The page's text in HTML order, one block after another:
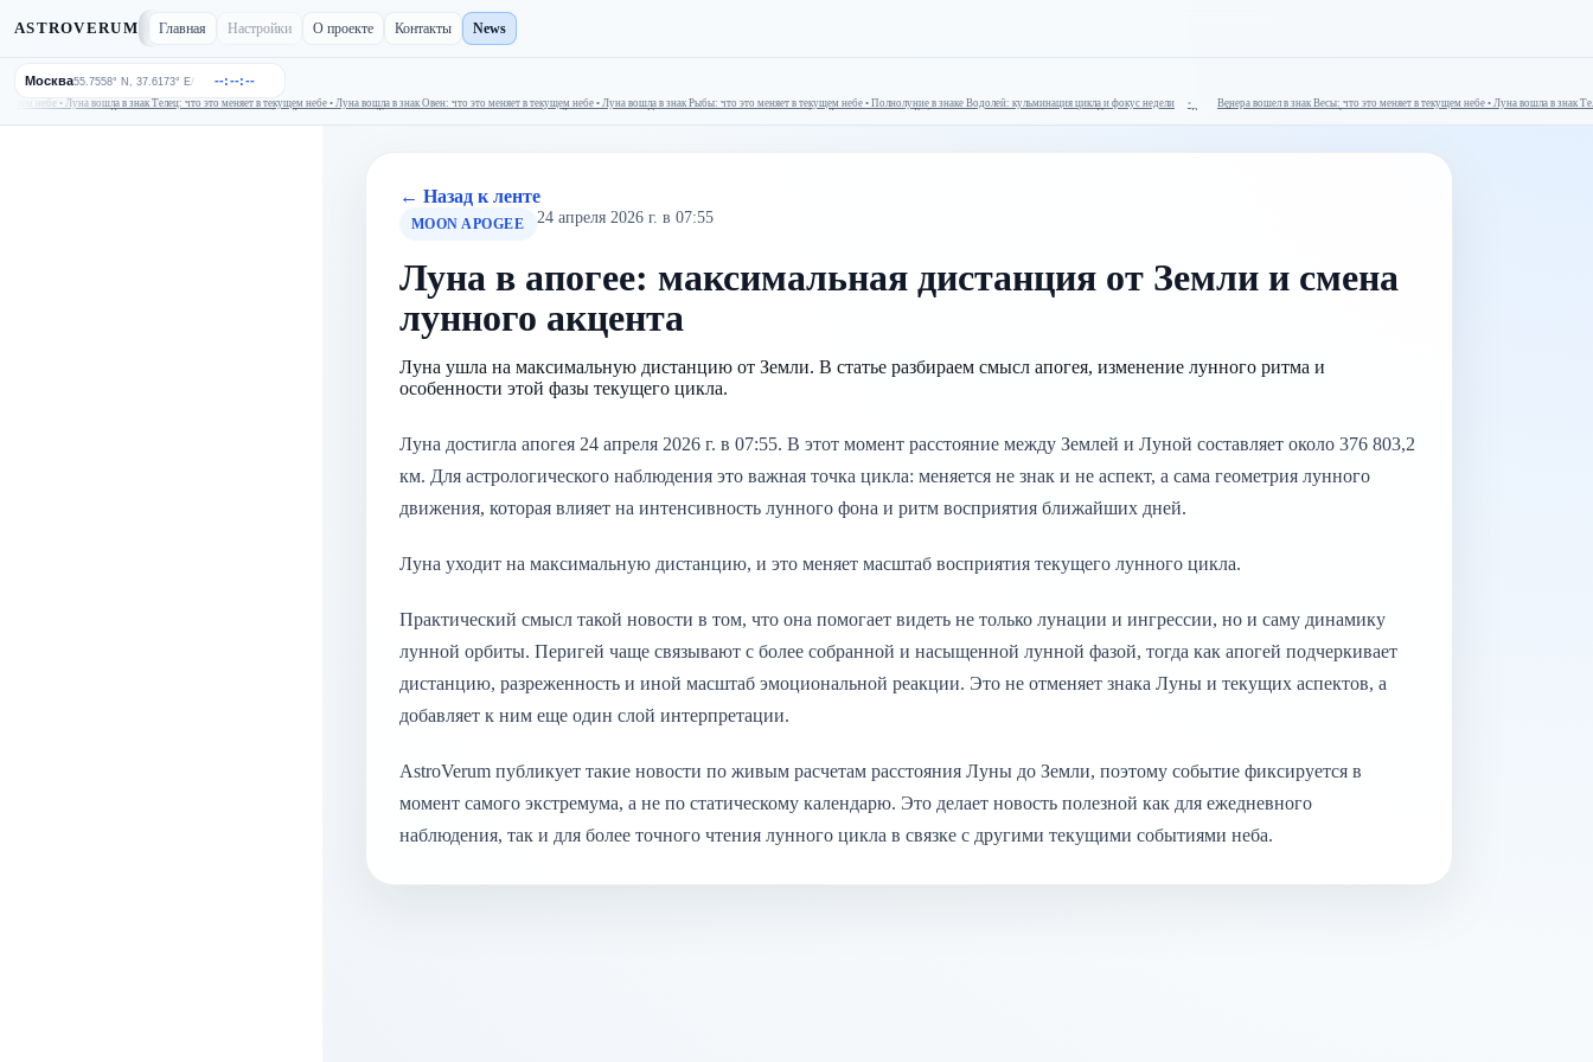
ASTROVERUM Главная Настройки О проекте Контакты News
Москва55.7558° N, 37.6173° E/ --:--:--
небе • Луна вошла в знак Телец: что это меняет в текущем небе • Луна вошла в знак Овен: что это меняет в текущем небе • Луна вошла в знак Рыбы: что это меняет в текущем небе • Полнолуние в знаке Водолей: кульминация цикла и фокус недели
Венера вошел в знак Весы: что это меняет в текущем небе • Луна вошла в знак
Венера вошел в знак Весы: что это меняет в текущем небе • Луна вошла в знак Телец: что это меняет в текущем небе • Луна вошла в знак Овен: что это меняет в текущем небе • Луна вошла в знак Рыбы: что это меняет в текущем небе • Полнолуние в знаке Водолей: кульминация цикла и фокус недели
← Назад к ленте
MOON APOGEE 24 апреля 2026 г. в 07:55
Луна в апогее: максимальная дистанция от Земли и смена
лунного акцента
Луна ушла на максимальную дистанцию от Земли. В статье разбираем смысл апогея, изменение лунного ритма и
особенности этой фазы текущего цикла.
Луна достигла апогея 24 апреля 2026 г. в 07:55. В этот момент расстояние между Землей и Луной составляет около 376 803,2
км. Для астрологического наблюдения это важная точка цикла: меняется не знак и не аспект, а сама геометрия лунного
движения, которая влияет на интенсивность лунного фона и ритм восприятия ближайших дней.
Луна уходит на максимальную дистанцию, и это меняет масштаб восприятия текущего лунного цикла.
Практический смысл такой новости в том, что она помогает видеть не только лунации и ингрессии, но и саму динамику
лунной орбиты. Перигей чаще связывают с более собранной и насыщенной лунной фазой, тогда как апогей подчеркивает
дистанцию, разреженность и иной масштаб эмоциональной реакции. Это не отменяет знака Луны и текущих аспектов, а
добавляет к ним еще один слой интерпретации.
AstroVerum публикует такие новости по живым расчетам расстояния Луны до Земли, поэтому событие фиксируется в
момент самого экстремума, а не по статическому календарю. Это делает новость полезной как для ежедневного
наблюдения, так и для более точного чтения лунного цикла в связке с другими текущими событиями неба.